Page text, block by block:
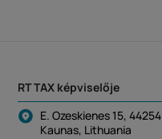
RT TAX képviselője
E. Ozeskienes 15, 44254
Kaunas, Lithuania